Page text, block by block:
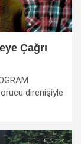
Çağrı
direnişiyle